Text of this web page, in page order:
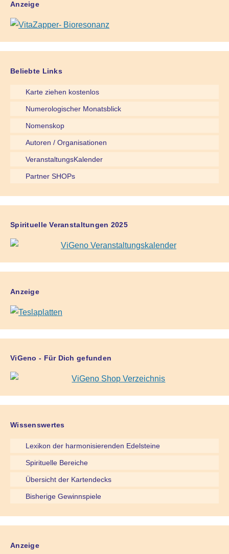
Anzeige
Beliebte Links
Karte ziehen kostenlos
Numerologischer Monatsblick
Nomenskop
Autoren / Organisationen
VeranstaltungsKalender
Partner SHOPs
Spirituelle Veranstaltungen 2025
Anzeige
ViGeno - Für Dich gefunden
Wissenswertes
Lexikon der harmonisierenden Edelsteine
Spirituelle Bereiche
Übersicht der Kartendecks
Bisherige Gewinnspiele
Anzeige